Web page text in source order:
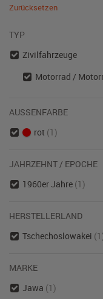
Zurücksetzen
TYP
Zivilfahrzeuge
Motorrad /
AUSSENFARBE
rot (1)
JAHRZEHNT / EPOCHE
1960er Jahre (1)
HERSTELLERLAND
Tschechoslowakei
MARKE
Jawa (1)